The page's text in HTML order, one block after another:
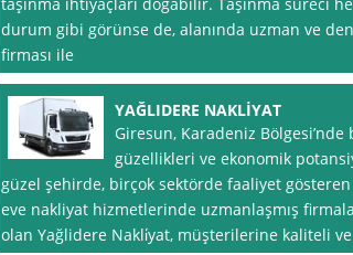
durum gibi görünse de, alanında uzman ve
firması ile
YAĞLIDERE NAKLİYAT
Giresun, Karadeniz
güzellikleri ve ekonomik
güzel şehirde, birçok sektörde faaliyet
eve nakliyat hizmetlerinde uzmanlaşmış
olan Yağlidere Nakli̇yat, müşterilerine kaliteli